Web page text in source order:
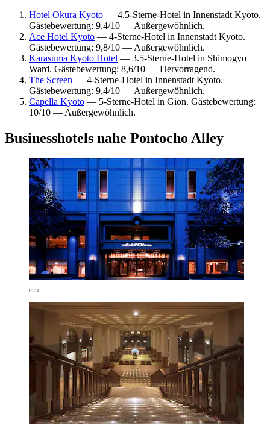
Hotel Okura Kyoto — 4.5-Sterne-Hotel in Innenstadt Kyoto.
Gästebewertung: 9,4/10 — Außergewöhnlich.
Ace Hotel Kyoto — 4-Sterne-Hotel in Innenstadt Kyoto.
Gästebewertung: 9,8/10 — Außergewöhnlich.
Karasuma Kyoto Hotel — 3.5-Sterne-Hotel in Shimogyo
Ward. Gästebewertung: 8,6/10 — Hervorragend.
The Screen — 4-Sterne-Hotel in Innenstadt Kyoto.
Gästebewertung: 9,4/10 — Außergewöhnlich.
Capella Kyoto — 5-Sterne-Hotel in Gion. Gästebewertung:
10/10 — Außergewöhnlich.
Businesshotels nahe Pontocho Alley